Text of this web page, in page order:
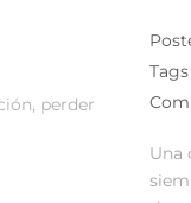
, perder
Tags
Una